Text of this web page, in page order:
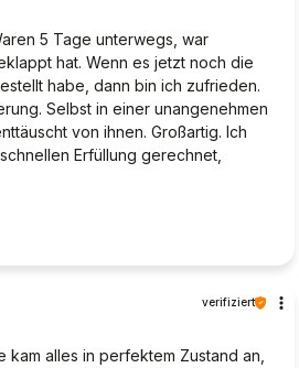
5 Tage unterwegs, war
hat. Wenn es jetzt noch die
habe, dann bin ich zufrieden.
Selbst in einer unangenehmen
von ihnen. Großartig. Ich
Erfüllung gerechnet,
verifiziert
alles in perfektem Zustand an,